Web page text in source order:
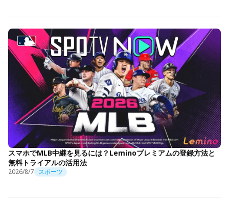
スマホでMLB中継を見るには？Leminoプレミアムの登録方法と
無料トライアルの活用法
2026/8/7 スポーツ